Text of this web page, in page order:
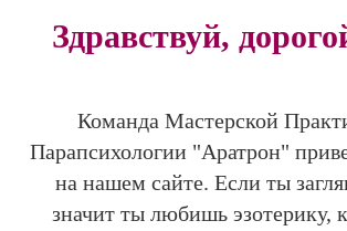
Здравствуй,
Команда Мастерской
Парапсихологии "Аратрон"
на нашем сайте. Если ты
значит ты любишь эзотерику,